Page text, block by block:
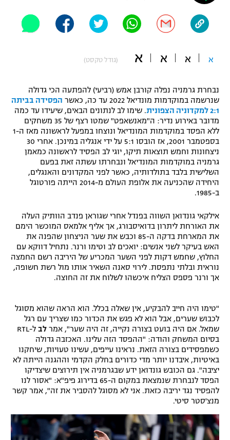
"מחצית בשכונה" – פודקאסט
תקנון עבור פעילות אלקטרה
תקנון עבור פעילות ספורט 1 – "מרלן"
גיימינג E-Sports
תנאי שימוש
מדיניות פרטיות
תקנון פעילות ספורט 1
רשיון להקרנה פומבית לבית עסק
הצטרפות לחבילת הערוצים
תגיות
המגזין
אופניים
פוטבול אמריקאי NFL
בייסבול MLB
ספורט אתגרי ואקסטרים
אומנויות לחימה
גיימינג E-Sports
א א א א (גודל טקסט)
נבחרת גרמניה נפלה קורבן אמש (רביעי) להפתעה הכי גדולה
שנרשמה במוקדמות מונדיאל 2022 עד כה, כאשר
הפסידה בביתה
2:1 למקדוניה הצפונית
. שימו לב לנתונים הבאים, שיעידו עד כמה
מדובר באירוע נדיר: ה"מאנשאפט" שמטו רצף של 35 משחקים
ללא הפסד במוקדמות המונדיאל ונוצחו במפעל לראשונה מאז ה-1
בספטמבר 2001, אז הובסו 5:1 על ידי אנגליה במינכן. אחרי 30
ניצחונות וחמש תוצאות תיקו, יוגי לב הפסיד לראשונה כמאמן
גרמניה במוקדמות המונדיאל ונבחרתו עשתה זאת בפעם
השלישית בלבד בתולדותיה, כאשר לפני המקדונים והאנגלים,
היחידה שהכניעה את אלופת העולם מ-2014 הייתה פורטוגל
ב-1985.
אילקאי גונדואן השווה בפנדל אחרי שגוראן פנדב הוותיק העלה
את האורחת ליתרון בדואיסבורג, אך אליף אלמאס המוכשר הימם
את המארחת בדקה ה-85 וכבש את שער הניצחון שהפנה את
האש בעיקר לשני אנשים: יואכים לב וטימו ורנר. נתחיל דווקא עם
החלוץ, שחמש דקות לפני השער המכריע של היריבה רשם החמצה
נוראית ובלתי נתפסת. לירוי סאנה השאיר אותו מול רשת חשופה,
אך ורנר פספס הצליח איכשהו לשלוח את זה החוצה.
"טימו היה חייב להבקיע, אין שאלה בכלל. הוא הראה שהוא מסוגל
לכבוש שערים, אבל הוא לא פגש את הכדור כמו שצריך עם רגל
שמאל. אם היה בועט בצורה נקייה, זה היה שער", אמר לב
ל-RTL
בסיום המשחק והודה: "ההפסד הזה עלינו. האכזבה גדולה
כשמפסידים בצורה הזאת. נראינו עייפים, עשינו טעויות, שיחקנו
באיטיות, איבדנו יותר מדי כדורים בחלק הקדמי וההגנה הייתה לא
יציבה". גם הכובש גונדואן ידע שבגרמניה אין תירוצים שיצדיקו
הפסד לנבחרת שנמצאת במקום ה-65 בדירוג פיפ"א: "אסור לנו
להפסיד נגד יריבה כזאת. אני לא מסוגל להסביר את זה", אמר קשר
מנצ'סטר סיטי.